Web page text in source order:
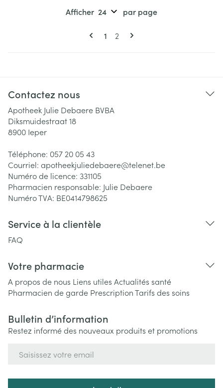
Pages
Vous lisez actuellement la page
1 Page
2
Afficher par page
Contactez nous
Apotheek Julie Debaere BVBA
Diksmuidestraat 18
8900 Ieper
Téléphone: 057 20 05 43
Courriel: apotheekjuliedebaere@telenet.be
Numéro de licence: 331105
Pharmacien responsable: Julie Debaere
Numéro TVA: BE0414798625
Service à la clientèle
FAQ
Votre pharmacie
A propos de nous Liens utiles Actualités santé
Pharmacien de garde PrescriptionTarifs des soins
Bulletin d’information
Restez informé des nouveaux produits et promotions